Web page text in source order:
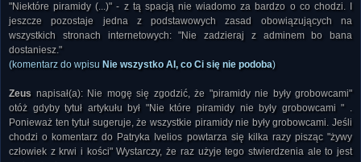
"Niektóre piramidy (...)" - z tą spacją nie wiadomo za bardzo o co chodzi. I
jeszcze pozostaje jedna z podstawowych zasad obowiązujących na
wszystkich stronach internetowych: "Nie zadzieraj z adminem bo bana
dostaniesz."
(komentarz do wpisu Nie wszystko AI, co Ci się nie podoba)
Zeus napisał(a): Nie mogę się zgodzić, że "piramidy nie były grobowcami"
otóż gdyby tytuł artykułu był "Nie które piramidy nie były grobowcami " .
Ponieważ ten tytuł sugeruje, że wszystkie piramidy nie były grobowcami. Jeśli
chodzi o komentarz do Patryka Ivelios powtarza się kilka razy pisząc "żywy
człowiek z krwi i kości" Wystarczy, że raz użyje tego stwierdzenia ale to jest